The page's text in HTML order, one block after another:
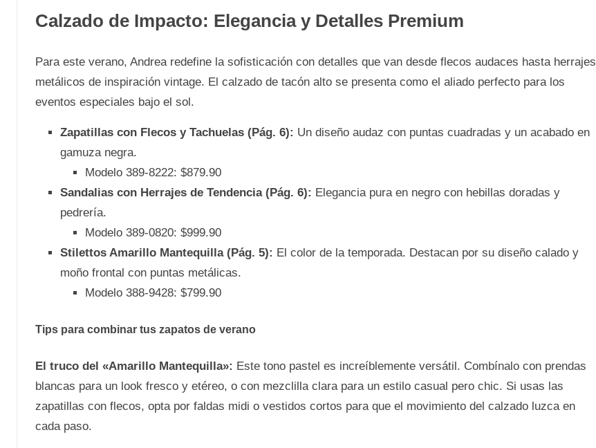
Calzado de Impacto: Elegancia y Detalles Premium
Para este verano, Andrea redefine la sofisticación con detalles que van desde flecos audaces hasta herrajes
metálicos de inspiración vintage. El calzado de tacón alto se presenta como el aliado perfecto para los
eventos especiales bajo el sol.
Zapatillas con Flecos y Tachuelas (Pág. 6): Un diseño audaz con puntas cuadradas y un acabado en
gamuza negra.
Modelo 389-8222: $879.90
Sandalias con Herrajes de Tendencia (Pág. 6): Elegancia pura en negro con hebillas doradas y
pedrería.
Modelo 389-0820: $999.90
Stilettos Amarillo Mantequilla (Pág. 5): El color de la temporada. Destacan por su diseño calado y
moño frontal con puntas metálicas.
Modelo 388-9428: $799.90
Tips para combinar tus zapatos de verano
El truco del «Amarillo Mantequilla»: Este tono pastel es increíblemente versátil. Combínalo con prendas
blancas para un look fresco y etéreo, o con mezclilla clara para un estilo casual pero chic. Si usas las
zapatillas con flecos, opta por faldas midi o vestidos cortos para que el movimiento del calzado luzca en
cada paso.